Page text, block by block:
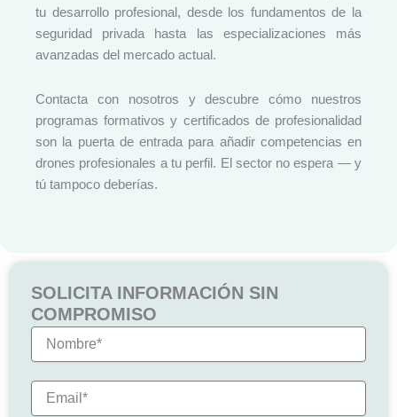
tu desarrollo profesional, desde los fundamentos de la
seguridad privada hasta las especializaciones más
avanzadas del mercado actual.
Contacta con nosotros y descubre cómo nuestros
programas formativos y certificados de profesionalidad
son la puerta de entrada para añadir competencias en
drones profesionales a tu perfil. El sector no espera — y
tú tampoco deberías.
SOLICITA INFORMACIÓN SIN
COMPROMISO